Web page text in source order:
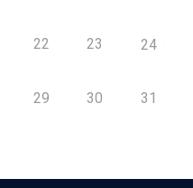
22 23 24
29 30 31